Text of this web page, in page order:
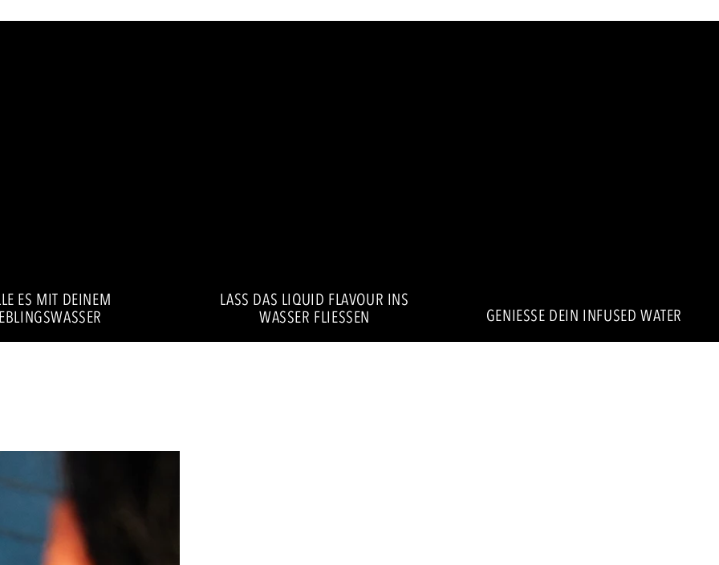
ES MIT DEINEM
LASS DAS LIQUID FLAVOUR INS
WASSER FLIESSEN
GENIESSE DEIN INFUSED WATER